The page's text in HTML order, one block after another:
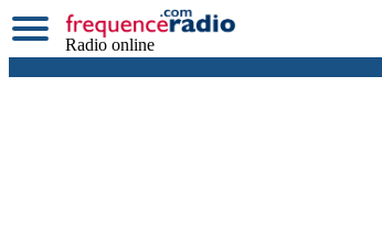
Radio online